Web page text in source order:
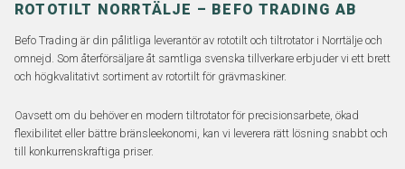
ROTOTILT NORRTÄLJE – BEFO TRADING AB
Befo Trading är din pålitliga leverantör av rototilt och tiltrotator i Norrtälje och
omnejd. Som återförsäljare åt samtliga svenska tillverkare erbjuder vi ett brett
och högkvalitativt sortiment av rotortilt för grävmaskiner.
Oavsett om du behöver en modern tiltrotator för precisionsarbete, ökad
flexibilitet eller bättre bränsleekonomi, kan vi leverera rätt lösning snabbt och
till konkurrenskraftiga priser.